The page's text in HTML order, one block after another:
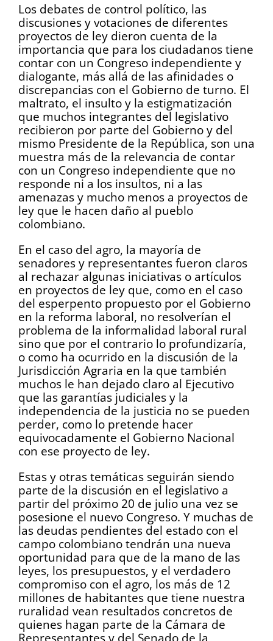
Los debates de control político, las
discusiones y votaciones de diferentes
proyectos de ley dieron cuenta de la
importancia que para los ciudadanos tiene
contar con un Congreso independiente y
dialogante, más allá de las afinidades o
discrepancias con el Gobierno de turno. El
maltrato, el insulto y la estigmatización
que muchos integrantes del legislativo
recibieron por parte del Gobierno y del
mismo Presidente de la República, son una
muestra más de la relevancia de contar
con un Congreso independiente que no
responde ni a los insultos, ni a las
amenazas y mucho menos a proyectos de
ley que le hacen daño al pueblo
colombiano.
En el caso del agro, la mayoría de
senadores y representantes fueron claros
al rechazar algunas iniciativas o artículos
en proyectos de ley que, como en el caso
del esperpento propuesto por el Gobierno
en la reforma laboral, no resolverían el
problema de la informalidad laboral rural
sino que por el contrario lo profundizaría,
o como ha ocurrido en la discusión de la
Jurisdicción Agraria en la que también
muchos le han dejado claro al Ejecutivo
que las garantías judiciales y la
independencia de la justicia no se pueden
perder, como lo pretende hacer
equivocadamente el Gobierno Nacional
con ese proyecto de ley.
Estas y otras temáticas seguirán siendo
parte de la discusión en el legislativo a
partir del próximo 20 de julio una vez se
posesione el nuevo Congreso. Y muchas de
las deudas pendientes del estado con el
campo colombiano tendrán una nueva
oportunidad para que de la mano de las
leyes, los presupuestos, y el verdadero
compromiso con el agro, los más de 12
millones de habitantes que tiene nuestra
ruralidad vean resultados concretos de
quienes hagan parte de la Cámara de
Representantes y del Senado de la